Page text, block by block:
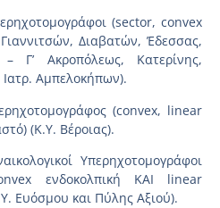
(sector, convex
Διαβατών, Έδεσσας,
Γ’ Ακροπόλεως, Κατερίνης,
Αμπελοκήπων).
(convex, linear
(Κ.Υ. Βέροιας).
Υπερηχοτομογράφοι
ενδοκολπική ΚΑΙ linear
Ευόσμου και Πύλης Αξιού).